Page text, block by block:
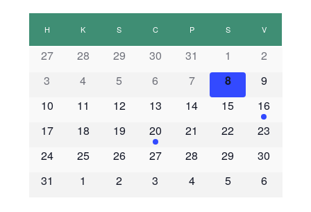
E
m
é
n
H K S CCSÜTÖRTÖK
PPÉNTEK SSZOMBAT
VVASÁRNAP
27 28 29 30 31 1
2
3
4 5 6 7 8
9
10
11 12 13 14 15
16
17
18 19 20 21 22
23
24
25 26 27 28 29
30
31
1 2 3 4 5 6